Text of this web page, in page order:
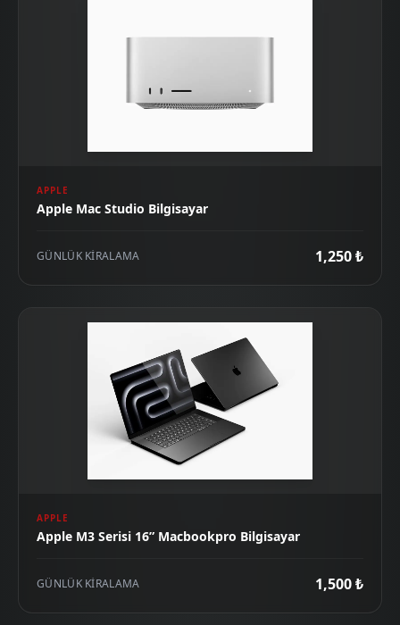
APPLE
Apple Mac Studio Bilgisayar
GÜNLÜK KIRALAMA 1,250 ₺
APPLE
Apple M3 Serisi 16” Macbookpro Bilgisayar
GÜNLÜK KIRALAMA 1,500 ₺